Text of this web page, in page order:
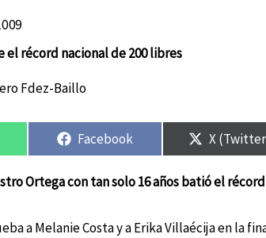
el récord nacional de 200 libres
Fdez-Baillo
en
Facebook
en
X
Ortega con tan solo 16 años batió el
a Melanie Costa y a Erika Villaécija en la
en en